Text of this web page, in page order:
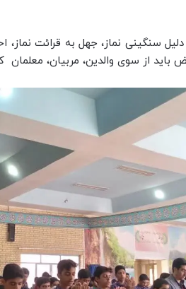
سنگینی نماز، جهل به قرائت نماز،
از سوی والدین، مربیان،